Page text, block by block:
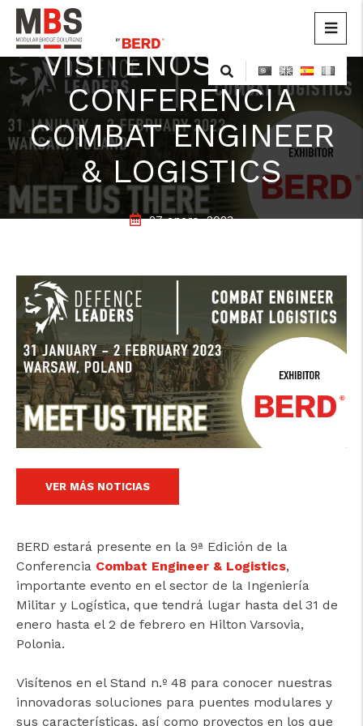
Skip
to
content
MBS
Modular Bridge Solutions
VISÍTENOS EN LA
CONFERENCIA
COMBAT ENGINEER
& LOGISTICS
27 enero, 2023
VER MÁS NOTICIAS
BERD estará presente en la 9ª Edición de la
Conferencia Combat Engineer & Logistics,
importante evento en el sector de la Ingeniería
Militar y Logística, que tendrá lugar hasta del 31 de
enero hasta el 2 de febrero en Hilton Varsovia,
Polonia.
Visítenos en el Stand n.º 48 para conocer nuestras
innovadoras soluciones para puentes modulares y
sus características, así como proyectos en los que
cicap@cicap.pt
www.consumidor.pt